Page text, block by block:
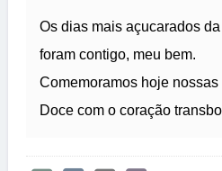
Os dias mais açucarados
foram contigo, meu bem.
Comemoramos hoje
Doce com o coração